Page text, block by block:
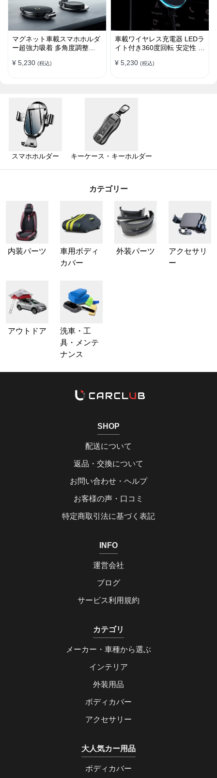
マグネット車載スマホホルダ
ー超強力吸着 多角度調整
ー 折りたたみ式 片手操作 安
¥ 5,230 (税込)
車載ワイヤレス充電器 LEDラ
イト付き360度回転 安定性 粘
し口式兼用 片手操作 置くだ
¥ 5,230 (税込)
スマホホルダー キーケース・キーホルダー
カテゴリー
内装パーツ
車用ボディ
カバー
外装パーツ
アクセサリ
ー
アウトドア
洗車・工
具・メンテ
ナンス
SHOP
配送について
返品・交換について
お問い合わせ・ヘルプ
お客様の声・口コミ
特定商取引法に基づく表記
INFO
運営会社
ブログ
サービス利用規約
カテゴリ
メーカー・車種から選ぶ
インテリア
外装用品
ボディカバー
アクセサリー
大人気カー用品
ボディカバー